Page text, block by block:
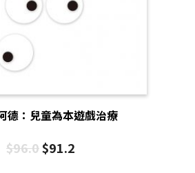
德：兒童為本遊戲治療
$96.0$91.2